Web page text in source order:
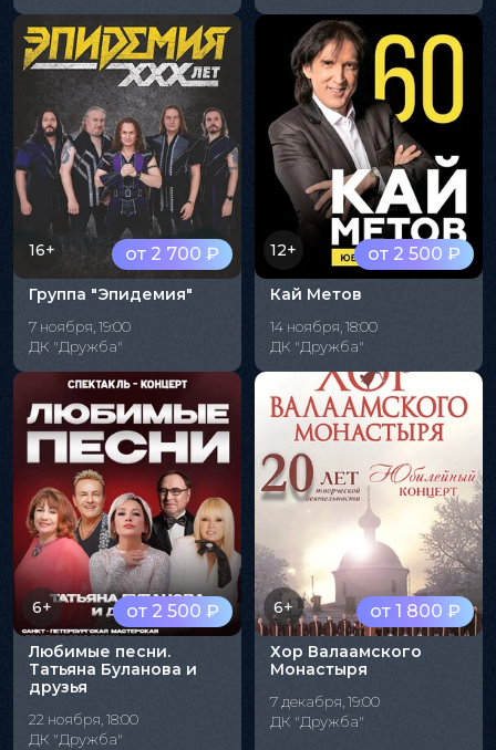
от 2 700 ₽
16+
Группа "Эпидемия"
7 ноября, 19:00
ДК "Дружба"
от 2 500 ₽
12+
Кай Метов
14 ноября, 18:00
ДК "Дружба"
от 2 500 ₽
6+
Любимые песни.
Татьяна Буланова и
друзья
22 ноября, 18:00
ДК "Дружба"
от 1 800 ₽
6+
Хор Валаамского
Монастыря
7 декабря, 19:00
ДК "Дружба"